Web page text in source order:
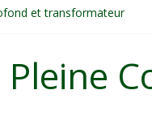
et transformateur
pas un manque de
dirigée par le mental